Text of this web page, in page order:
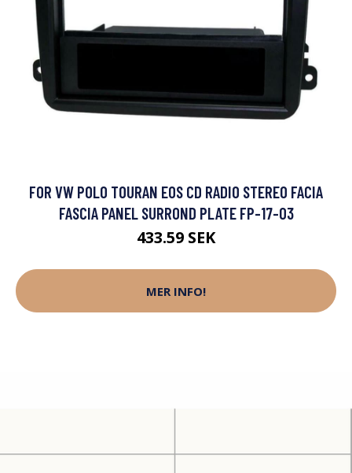
FOR VW POLO TOURAN EOS CD RADIO STEREO FACIA
FASCIA PANEL SURROND PLATE FP-17-03
433.59 SEK
MER INFO!